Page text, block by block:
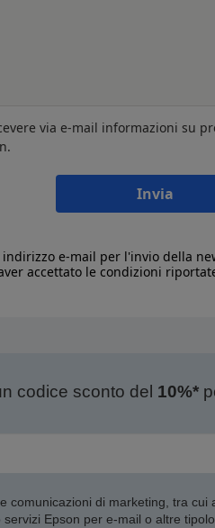
via e-mail informazioni su
Invia
e-mail per l'invio della
accettato le condizioni
codice sconto del 10%*
comunicazioni di marketing, tra cui
Epson per e-mail o altre